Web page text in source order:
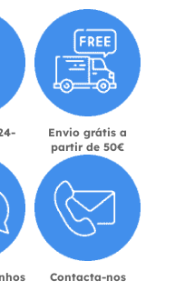
Envio grátis a
partir de 50€
Contacta-nos